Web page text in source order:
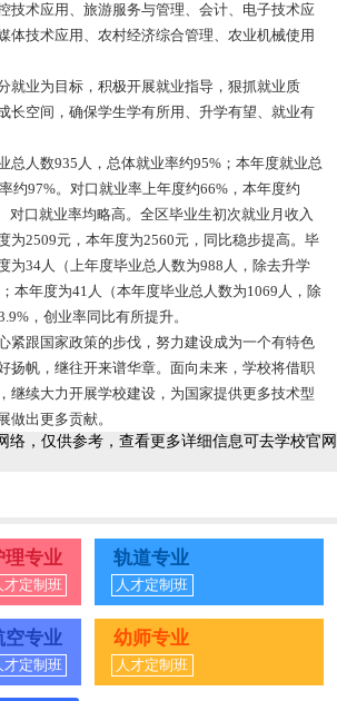
技术应用、旅游服务与管理、会计、电子技术应
体技术应用、农村经济综合管理、农业机械使用
就业为目标，积极开展就业指导，狠抓就业质
长空间，确保学生学有所用、升学有望、就业有
总人数935人，总体就业率约95%；本年度就业总
约97%。对口就业率上年度约66%，本年度约
对口就业率均略高。全区毕业生初次就业月收入
为2509元，本年度为2560元，同比稳步提高。毕
为34人（上年度毕业总人数为988人，除去升学
本年度为41人（本年度毕业总人数为1069人，除
，创业率同比有所提升。
紧跟国家政策的步伐，努力建设成为一个有特色
扬帆，继往开来谱华章。面向未来，学校将借职
继续大力开展学校建设，为国家提供更多技术型
做出更多贡献。
络，仅供参考，查看更多详细信息可去学校官网
理专业
才定制班
轨道专业
人才定制班
空专业
才定制班
幼师专业
人才定制班